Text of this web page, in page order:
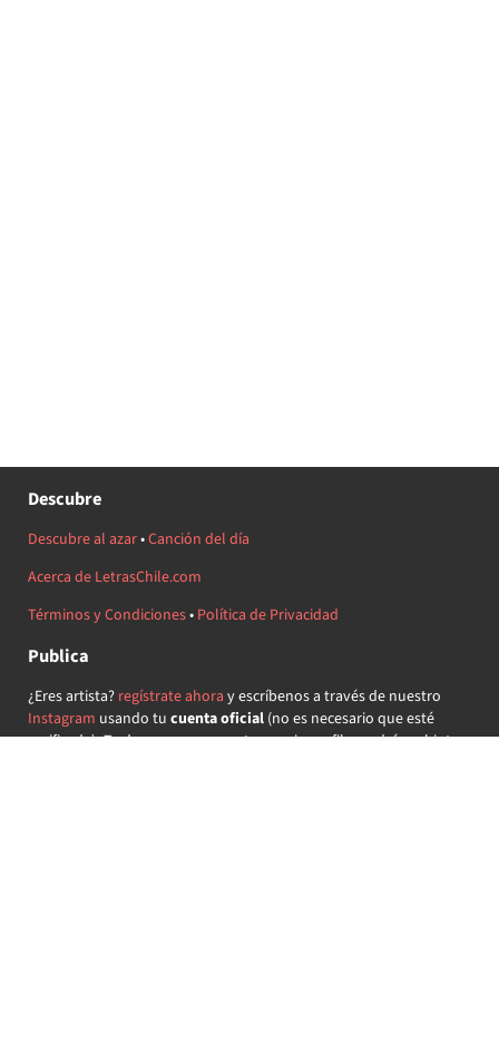
Descubre
Descubre al azar•Canción del día
Acerca de LetrasChile.com
Términos y Condiciones• Política de Privacidad
Publica
¿Eres artista? regístrate ahora y escríbenos a través de nuestro
Instagram usando tu cuenta oficial(no es necesario que esté
verificada) ¡Te daremos acceso a tu propio perfil y podrás subir tus